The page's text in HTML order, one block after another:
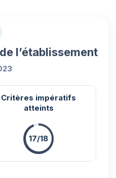
l’établissement
Critères impératifs
atteints
17/18